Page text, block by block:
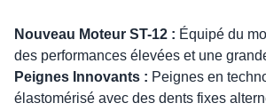
Nouveau Moteur ST-12 : Équipé du
des performances élevées et une
Peignes Innovants : Peignes en
élastomérisé avec des dents fixes